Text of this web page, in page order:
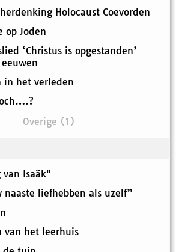
Holocaust Coevorden
op Joden
‘Christus is opgestanden’
in het verleden
Overige (1)
Isaäk"
naaste liefhebben als uzelf”
van het leerhuis